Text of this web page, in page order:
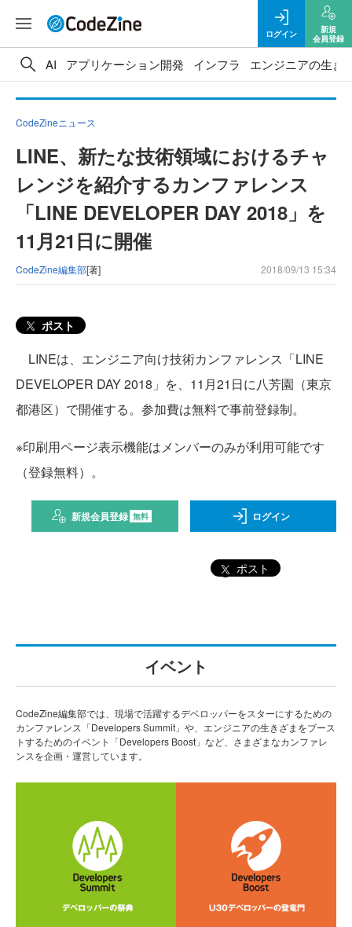
ログイン
新規
会員登録
AI アプリケーション開発 インフラ エンジニアの生き
CodeZineニュース
LINE、新たな技術領域におけるチャ
レンジを紹介するカンファレンス
「LINE DEVELOPER DAY 2018」を
11月21日に開催
CodeZine編集部[著] 2018/09/13 15:34
ポスト
LINEは、エンジニア向け技術カンファレンス「LINE
DEVELOPER DAY 2018」を、11月21日に八芳園（東京
都港区）で開催する。参加費は無料で事前登録制。
※印刷用ページ表示機能はメンバーのみが利用可能です
（登録無料）。
新規会員登録 無料 ログイン
ポスト
イベント
CodeZine編集部では、現場で活躍するデベロッパーをスターにするための
カンファレンス「Developers Summit」や、エンジニアの生きざまをブース
トするためのイベント「Developers Boost」など、さまざまなカンファレ
ンスを企画・運営しています。